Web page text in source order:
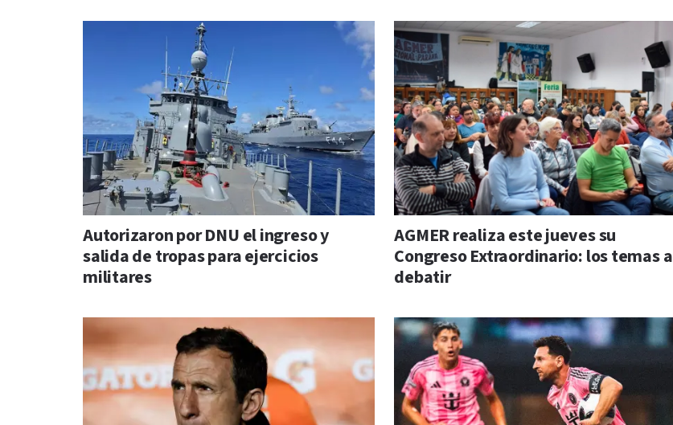
Autorizaron por DNU el ingreso y
salida de tropas para ejercicios
militares
AGMER realiza este jueves su
Congreso Extraordinario: los temas a
debatir